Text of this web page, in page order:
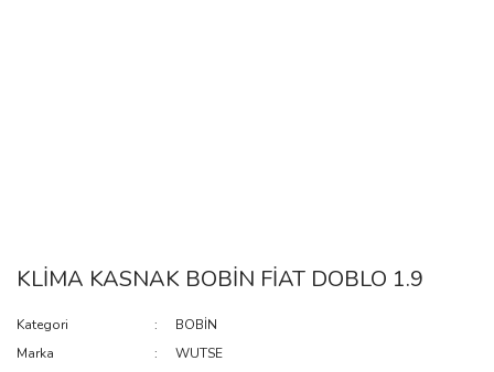
KLİMA KASNAK BOBİN FİAT DOBLO 1.9
Kategori
BOBİN
Marka
WUTSE